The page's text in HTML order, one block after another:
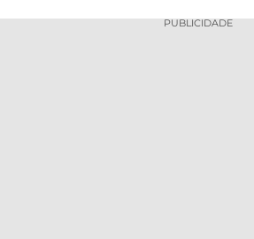
SANTOS PUBLICIDADE